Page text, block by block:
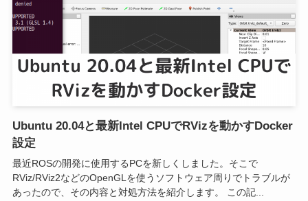
Ubuntu 20.04と最新Intel CPUでRVizを動かすDocker
設定
最近ROSの開発に使用するPCを新しくしました。そこで
RViz/RViz2などのOpenGLを使うソフトウェア周りでトラブルが
あったので、その内容と対処方法を紹介します。 この記...